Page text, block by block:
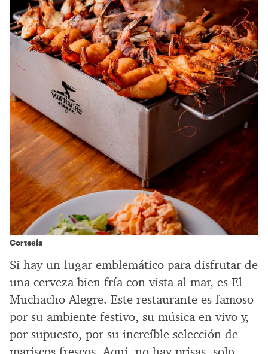
Cortesía
Si hay un lugar emblemático para disfrutar de
una cerveza bien fría con vista al mar, es El
Muchacho Alegre. Este restaurante es famoso
por su ambiente festivo, su música en vivo y,
por supuesto, por su increíble selección de